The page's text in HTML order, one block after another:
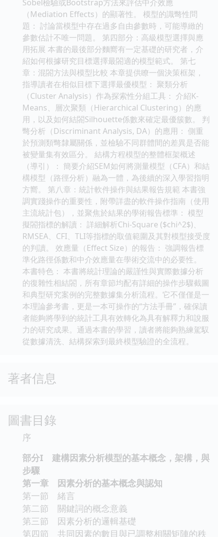
Sobel檢驗或Bootstrap方法來評估中介效應
（Mediation Effects）的顯著性。 模型的識彆性問
題： 討論當模型中存在過多自由參數時，可能導緻的
參數估計不唯一問題。 第四部分：高級模型選擇與應
用拓展 本書的最後部分麵嚮有一定基礎的研究者，介
紹如何根據研究目標選擇最閤適的模型範式。 第七
章：混閤方法與模型比較 本章提供瞭一個決策框架，
指導讀者在相似目標下選擇最優模型： 聚類分析
（Cluster Analysis）作為探索性分組工具： 介紹K-
Means、層次聚類（Hierarchical Clustering）的應
用，以及如何結閤Silhouette係數來確定最優簇數。 判
彆分析（Discriminant Analysis, DA）的應用： 側重
於預測類彆隸屬關係，並檢驗不同群體間的差異是否能
被變量集有效區分。 結構方程模型的整體框架概述
（導引）： 簡要介紹SEM如何將測量模型（CFA）和結
構模型（路徑分析）融為一體，為後續的深入學習指明
方嚮。 第八章：統計軟件操作與結果報告規範 本書強
調實踐操作的重要性，附帶詳盡的軟件操作指南（使用
主流統計包），並聚焦於結果的學術報告標準： 模型
擬閤指標的解讀： 詳細解析Chi-Square ($chi^2$)、
RMSEA、CFI、TLI等指標的取值範圍及其對模型接受度
的判讀。 效應量（Effect Size）的報告： 強調報告標
準化路徑係數和中介效應量在學術交流中的必要性。
本書特色： 本書將統計理論的嚴謹性與實際數據分析
的復雜性相結閤，所有章節均配有詳細的操作步驟截圖
和典型研究案例的完整數據集分析流程。它不僅僅是一
本理論參考書，更是一本可操作的“方法手冊”，確保讀
者能夠將學到的統計工具有效轉化為具有解釋力和說服
力的研究成果。通過本書的學習，讀者將能夠熟練駕馭
從數據清洗、結構探索到最終模型驗證的全流程。
著者信息
圖書目錄
序
部分I 建構因素分析模型的基本概念，架構，與
步驟
第一章 因素分析的基本概念與認知
第一節 緒言
第二節 關鍵詞的概念意義
第三節 因素分析的邏輯基礎
第四節 共同因素的數目與已調整相關矩陣的秩